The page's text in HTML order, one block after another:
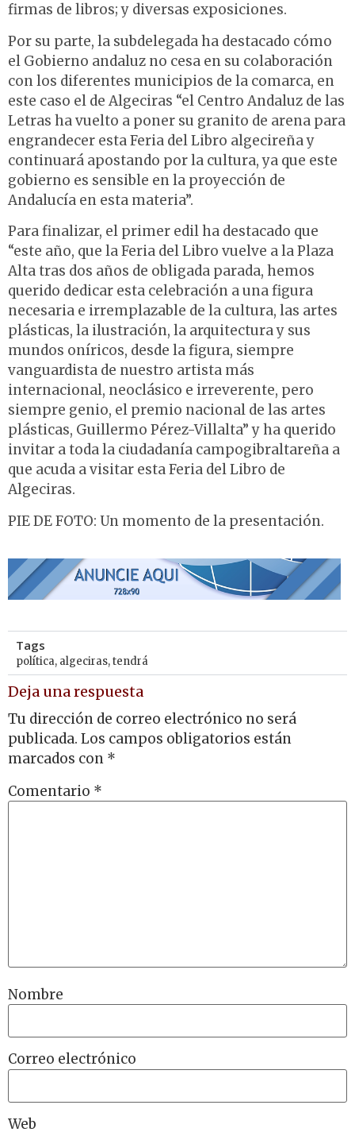
firmas de libros; y diversas exposiciones.
Por su parte, la subdelegada ha destacado cómo
el Gobierno andaluz no cesa en su colaboración
con los diferentes municipios de la comarca, en
este caso el de Algeciras “el Centro Andaluz de las
Letras ha vuelto a poner su granito de arena para
engrandecer esta Feria del Libro algecireña y
continuará apostando por la cultura, ya que este
gobierno es sensible en la proyección de
Andalucía en esta materia”.
Para finalizar, el primer edil ha destacado que
“este año, que la Feria del Libro vuelve a la Plaza
Alta tras dos años de obligada parada, hemos
querido dedicar esta celebración a una figura
necesaria e irremplazable de la cultura, las artes
plásticas, la ilustración, la arquitectura y sus
mundos oníricos, desde la figura, siempre
vanguardista de nuestro artista más
internacional, neoclásico e irreverente, pero
siempre genio, el premio nacional de las artes
plásticas, Guillermo Pérez-Villalta” y ha querido
invitar a toda la ciudadanía campogibraltareña a
que acuda a visitar esta Feria del Libro de
Algeciras.
PIE DE FOTO: Un momento de la presentación.
Tags
política, algeciras,tendrá
Deja una respuesta
Tu dirección de correo electrónico no será
publicada. Los campos obligatorios están
marcados con *
Comentario *
Nombre
Correo electrónico
Web